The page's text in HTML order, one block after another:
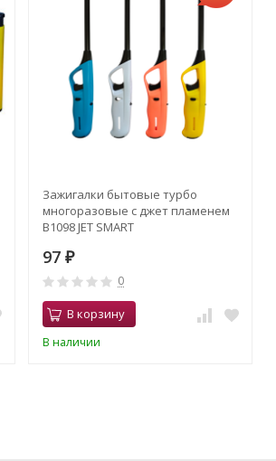
Зажигалки бытовые турбо
многоразовые с джет пламенем
B1098 JET SMART
97 ₽
0
В корзину
В наличии